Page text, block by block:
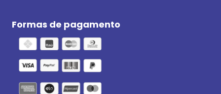
Formas de pagamento